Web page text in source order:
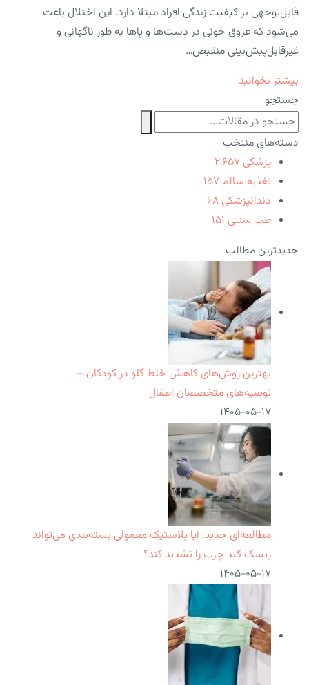
قابل‌توجهی بر کیفیت زندگی افراد مبتلا دارد. این اختلال باعث
می‌شود که عروق خونی در دست‌ها و پاها به طور ناگهانی و
غیرقابل‌پیش‌بینی منقبض…
بیشتر بخوانید
جستجو
دسته‌های منتخب
پزشکی ۲,۶۵۷
تغذیه سالم ۱۵۷
دندانپزشکی ۶۸
طب سنتی ۱۵۱
جدیدترین مطالب
بهترین روش‌های کاهش خلط گلو در کودکان –
توصیه‌های متخصصان اطفال
۱۴۰۵-۰۵-۱۷
مطالعه‌ای جدید: آیا پلاستیک معمولی بسته‌بندی می‌تواند
ریسک کبد چرب را تشدید کند؟
۱۴۰۵-۰۵-۱۷